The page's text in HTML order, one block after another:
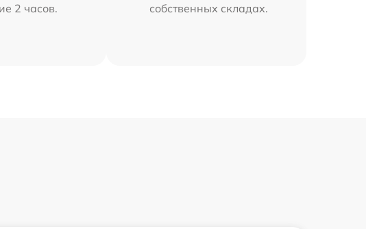
2 часов.
собственных складах.